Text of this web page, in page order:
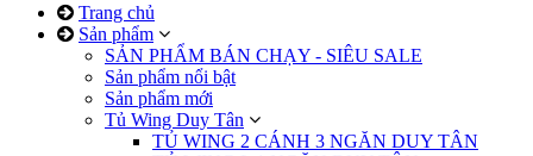
Trang chủ
Sản phẩm
SẢN PHẨM BÁN CHẠY - SIÊU SALE
Sản phẩm nổi bật
Sản phẩm mới
Tủ Wing Duy Tân
TỦ WING 2 CÁNH 3 NGĂN DUY TÂN